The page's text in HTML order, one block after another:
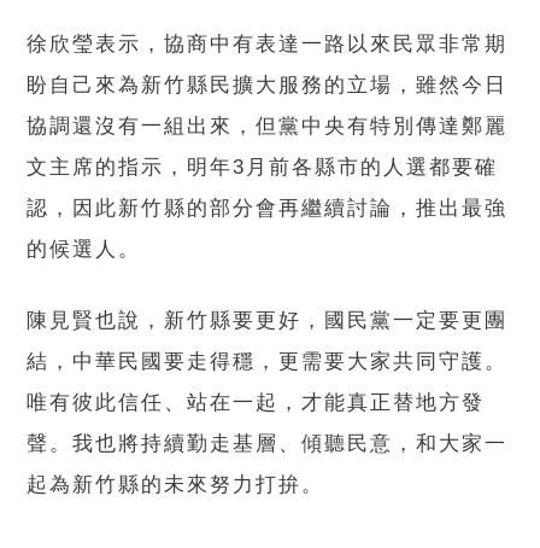
徐欣瑩表示，協商中有表達一路以來民眾非常期
盼自己來為新竹縣民擴大服務的立場，雖然今日
協調還沒有一組出來，但黨中央有特別傳達鄭麗
文主席的指示，明年3月前各縣市的人選都要確
認，因此新竹縣的部分會再繼續討論，推出最強
的候選人。
陳見賢也說，新竹縣要更好，國民黨一定要更團
結，中華民國要走得穩，更需要大家共同守護。
唯有彼此信任、站在一起，才能真正替地方發
聲。我也將持續勤走基層、傾聽民意，和大家一
起為新竹縣的未來努力打拚。